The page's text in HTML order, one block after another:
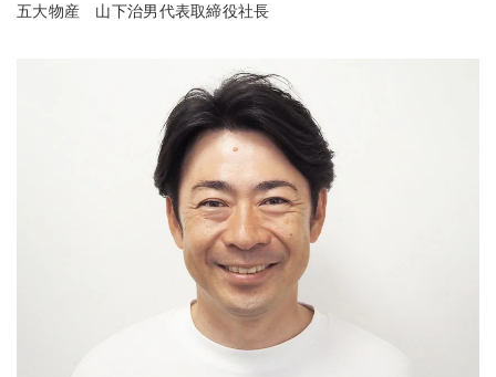
五大物産 山下治男代表取締役社長